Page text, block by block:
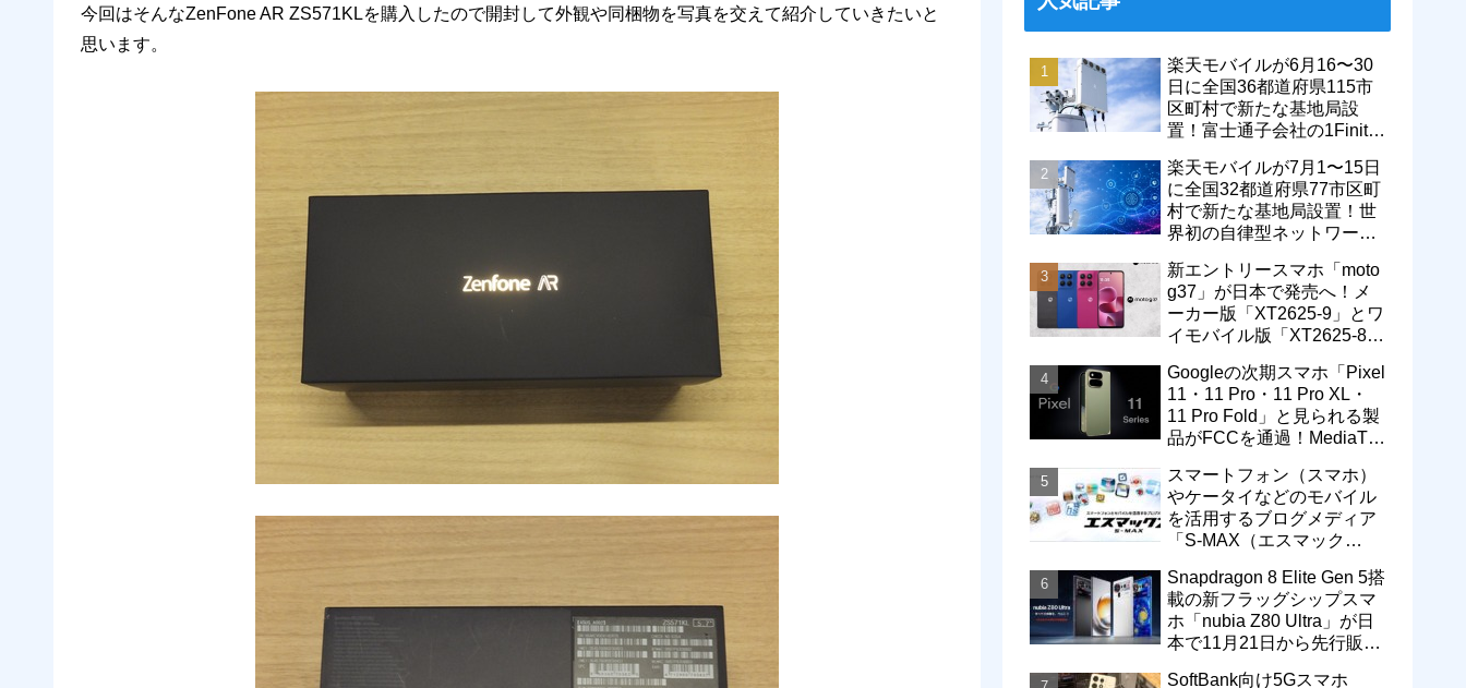
今回はそんなZenFone AR ZS571KLを購入したので開封して外観や同梱物を写真を交えて紹介していきたいと
思います。
楽天モバイルが6月16〜30
日に全国36都道府県115市
区町村で新たな基地局設
置！富士通子会社の1Finity
エリアが拡大
楽天モバイルが7月1〜15日
に全国32都道府県77市区町
村で新たな基地局設置！世
界初の自律型ネットワーク
通信品質も改善
新エントリースマホ「moto
g37」が日本で発売へ！メ
ーカー版「XT2625-9」とワ
イモバイル版「XT2625-8」
Googleの次期スマホ「Pixel
11・11 Pro・11 Pro XL・
11 Pro Fold」と見られる製
品がFCCを通過！MediaTek
スマートフォン（スマホ）
やケータイなどのモバイル
を活用するブログメディア
「S-MAX（エスマック
Snapdragon 8 Elite Gen 5搭
載の新フラッグシップスマ
ホ「nubia Z80 Ultra」が日
本で11月21日から先行販
SoftBank向け5Gスマホ